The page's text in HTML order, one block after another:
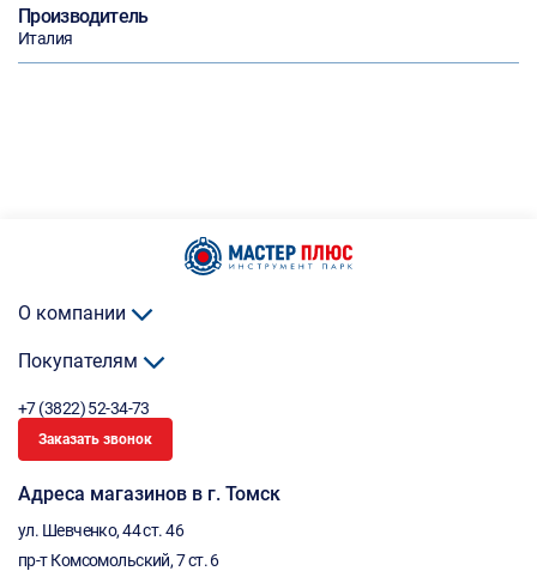
Производитель
Италия
О компании
Покупателям
+7 (3822) 52-34-73
Заказать звонок
Адреса магазинов в г. Томск
ул. Шевченко, 44 ст. 46
пр-т Комсомольский, 7 ст. 6